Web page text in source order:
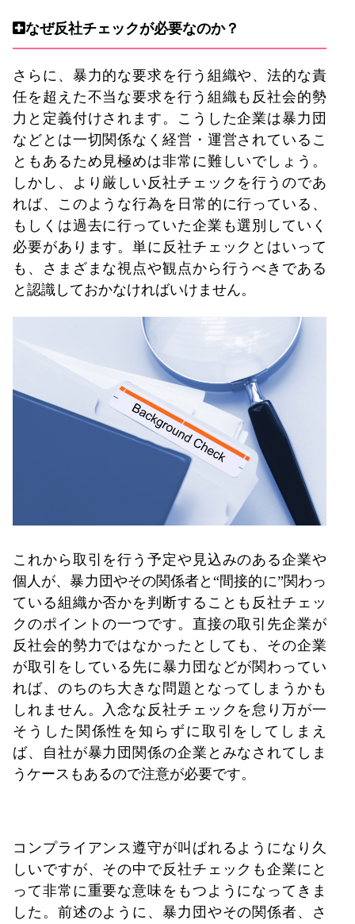
なぜ反社チェックが必要なのか？
さらに、暴力的な要求を行う組織や、法的な責
任を超えた不当な要求を行う組織も反社会的勢
力と定義付けされます。こうした企業は暴力団
などとは一切関係なく経営・運営されているこ
ともあるため見極めは非常に難しいでしょう。
しかし、より厳しい反社チェックを行うのであ
れば、このような行為を日常的に行っている、
もしくは過去に行っていた企業も選別していく
必要があります。単に反社チェックとはいって
も、さまざまな視点や観点から行うべきである
と認識しておかなければいけません。
これから取引を行う予定や見込みのある企業や
個人が、暴力団やその関係者と“間接的に”関わっ
ている組織か否かを判断することも反社チェッ
クのポイントの一つです。直接の取引先企業が
反社会的勢力ではなかったとしても、その企業
が取引をしている先に暴力団などが関わってい
れば、のちのち大きな問題となってしまうかも
しれません。入念な反社チェックを怠り万が一
そうした関係性を知らずに取引をしてしまえ
ば、自社が暴力団関係の企業とみなされてしま
うケースもあるので注意が必要です。
コンプライアンス遵守が叫ばれるようになり久
しいですが、その中で反社チェックも企業にと
って非常に重要な意味をもつようになってきま
した。前述のように、暴力団やその関係者、さ